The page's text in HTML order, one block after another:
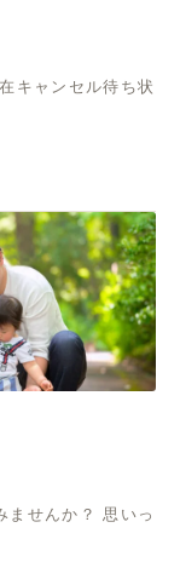
キャンセル待ち状
ませんか？ 思いっ